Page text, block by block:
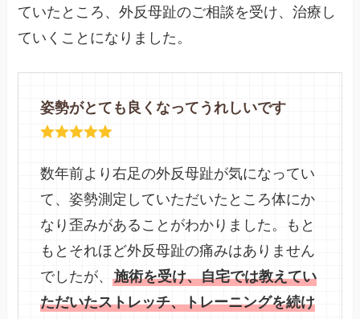
ていたところ、外反母趾のご相談を受け、治療し
ていくことになりました。
姿勢がとても良くなってうれしいです
数年前より右足の外反母趾が気になってい
て、姿勢測定していただいたところ体にか
なり歪みがあることがわかりました。もと
もとそれほど外反母趾の痛みはありません
でしたが、施術を受け、自宅では教えてい
ただいたストレッチ、トレーニングを続け